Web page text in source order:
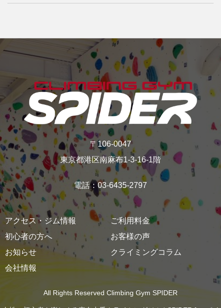
〒106-0047
東京都港区南麻布1-3-16‐1階
電話：03-6435-2797
アクセス・ジム情報
ご利用料金
初心者の方へ
お客様の声
お知らせ
クライミングコラム
会社情報
All Rights Reserved Climbing Gym SPIDER